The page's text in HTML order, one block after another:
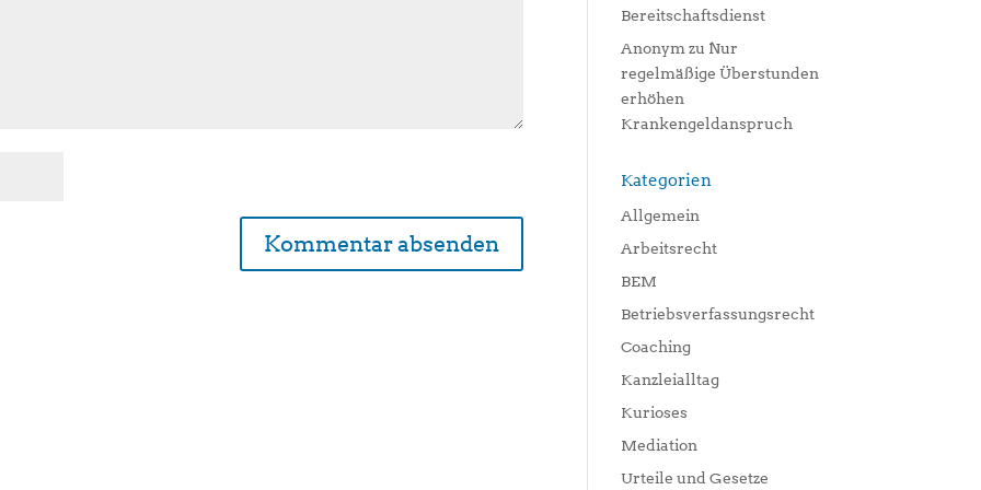
Bereitschaftsdienst
Anonym zu Nur
regelmäßige Überstunden
erhöhen
Krankengeldanspruch
Kategorien
Allgemein
Arbeitsrecht
BEM
Betriebsverfassungsrecht
Coaching
Kanzleialltag
Kurioses
Mediation
Urteile und Gesetze